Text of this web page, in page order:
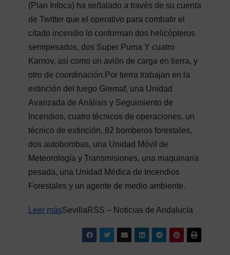
(Plan Infoca) ha señalado a través de su cuenta
de Twitter que el operativo para combatir el
citado incendio lo conforman dos helicópteros
semipesados, dos Super Puma Y cuatro
Kamov, así como un avión de carga en tierra, y
otro de coordinación.Por tierra trabajan en la
extinción del fuego Gremaf, una Unidad
Avanzada de Análisis y Seguimiento de
Incendios, cuatro técnicos de operaciones, un
técnico de extinción, 82 bomberos forestales,
dos autobombas, una Unidad Móvil de
Meteorología y Transmisiones, una maquinaria
pesada, una Unidad Médica de Incendios
Forestales y un agente de medio ambiente.
Leer másSevillaRSS – Noticias de Andalucía